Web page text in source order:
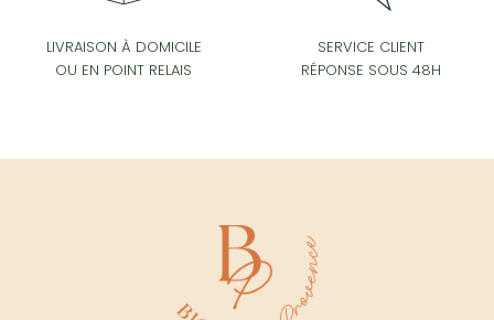
LIVRAISON À DOMICILE
OU EN POINT RELAIS
SERVICE CLIENT
RÉPONSE SOUS 48H